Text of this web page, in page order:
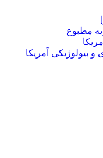
مطبوع
بیولوژیکی آمریکا